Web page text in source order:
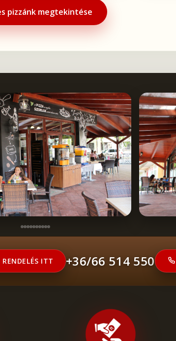
pizzánk megtekintése
ITT +36/66 514 550